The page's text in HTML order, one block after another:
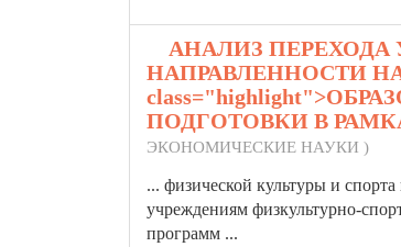
АНАЛИЗ
НАПРАВЛЕННОСТИ
ПОДГОТОВКИ В
ЭКОНОМИЧЕСКИЕ НАУКИ )
... физической культуры и
учреждениям физкультурно-
программ ...